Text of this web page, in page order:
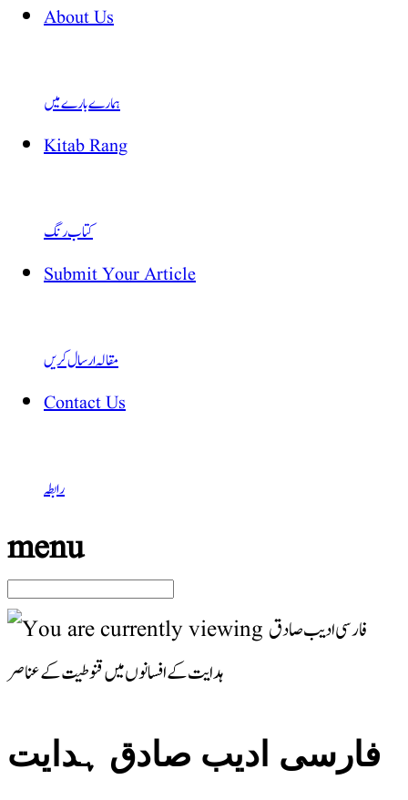
About Us
ہمارے بارے میں
Kitab Rang
کتاب رنگ
Submit Your Article
مقالہ ارسال کریں
Contact Us
رابطہ
menu
فارسی ادیب صادق ہدایت